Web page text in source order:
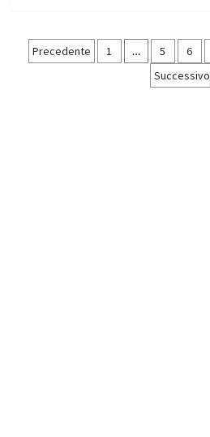
Paginazione
Precedente 1 … 5 6
Successivo